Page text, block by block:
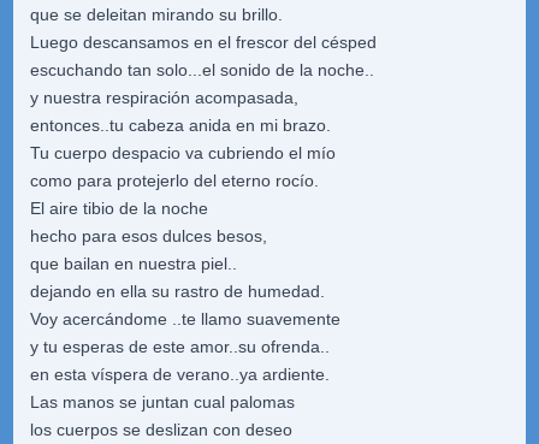
que se deleitan mirando su brillo.
Luego descansamos en el frescor del césped
escuchando tan solo...el sonido de la noche..
y nuestra respiración acompasada,
entonces..tu cabeza anida en mi brazo.
Tu cuerpo despacio va cubriendo el mío
como para protejerlo del eterno rocío.
El aire tibio de la noche
hecho para esos dulces besos,
que bailan en nuestra piel..
dejando en ella su rastro de humedad.
Voy acercándome ..te llamo suavemente
y tu esperas de este amor..su ofrenda..
en esta víspera de verano..ya ardiente.
Las manos se juntan cual palomas
los cuerpos se deslizan con deseo